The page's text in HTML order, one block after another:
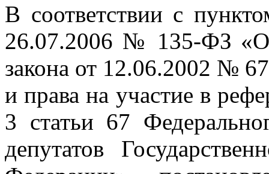
В соответствии с
26.07.2006 № 135-ФЗ «О
закона от 12.06.2002 №
и права на участие в
3 статьи 67
депутатов